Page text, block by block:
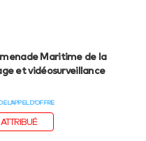
Maritime de la
et vidéosurveillance
L’APPEL D’OFFRE
ATTRIBUÉ